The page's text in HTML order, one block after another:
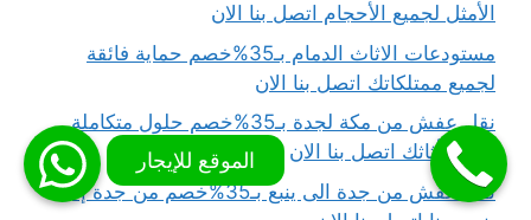
الأمثل لجميع الأحجام اتصل بنا الان
مستودعات الاثاث الدمام بـ35%خصم حماية فائقة
لجميع ممتلكاتك اتصل بنا الان
نقل عفش من مكة لجدة بـ35%خصم حلول متكاملة
لرحلة أثاثك اتصل بنا الان
نقل عفش من جدة الى ينبع بـ35%خصم من جدة إلى